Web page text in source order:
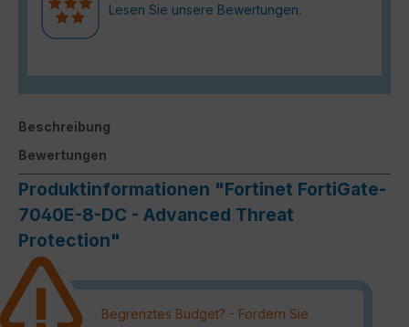
Lesen Sie unsere Bewertungen.
Beschreibung
Bewertungen
Produktinformationen "Fortinet FortiGate-
7040E-8-DC - Advanced Threat
Protection"
Begrenztes Budget? - Fordern Sie